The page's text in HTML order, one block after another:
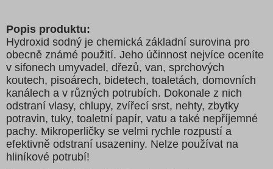
Popis produktu:
Hydroxid sodný je chemická základní surovina pro
obecně známé použití. Jeho účinnost nejvíce oceníte
v sifonech umyvadel, dřezů, van, sprchových
koutech, pisoárech, bidetech, toaletách, domovních
kanálech a v různých potrubích. Dokonale z nich
odstraní vlasy, chlupy, zvířecí srst, nehty, zbytky
potravin, tuky, toaletní papír, vatu a také nepříjemné
pachy. Mikroperličky se velmi rychle rozpustí a
efektivně odstraní usazeniny. Nelze používat na
hliníkové potrubí!